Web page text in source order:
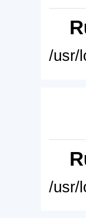
/usr/
/usr/